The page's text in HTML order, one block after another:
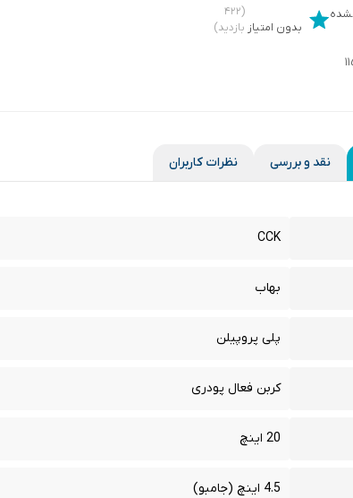
بدون امتیاز
(۴۲۲
بازدید)
نقد و بررسی نظرات کاربران
CCK
بهاب
پلی پروپیلن
کربن فعال پودری
20 اینچ
4.5 اینچ (جامبو)